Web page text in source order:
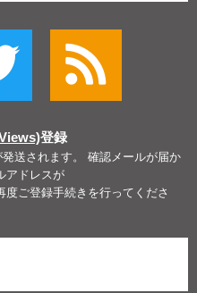
登録
送されます。 確認メールが届か
アドレスが
ご登録手続きを行ってくださ